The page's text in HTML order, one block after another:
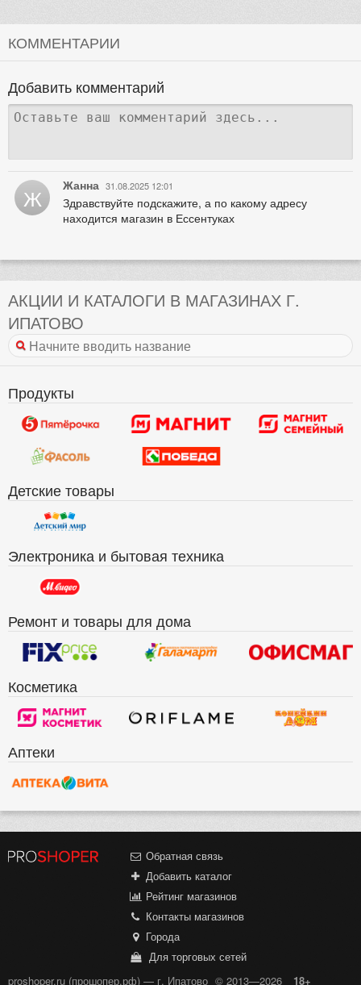
КОММЕНТАРИИ
Добавить комментарий
Ж Жанна 31.08.2025 12:01
Здравствуйте подскажите, а по какому адресу
находится магазин в Ессентуках
АКЦИИ И КАТАЛОГИ В МАГАЗИНАХ Г.
ИПАТОВО
Продукты
Детские товары
Электроника и бытовая техника
Ремонт и товары для дома
Косметика
Аптеки
Обратная связь
Добавить каталог
Рейтинг магазинов
Контакты магазинов
Города
Для торговых сетей
proshoper.ru (прошопер.рф) — г. Ипатово © 2013—2026 18+